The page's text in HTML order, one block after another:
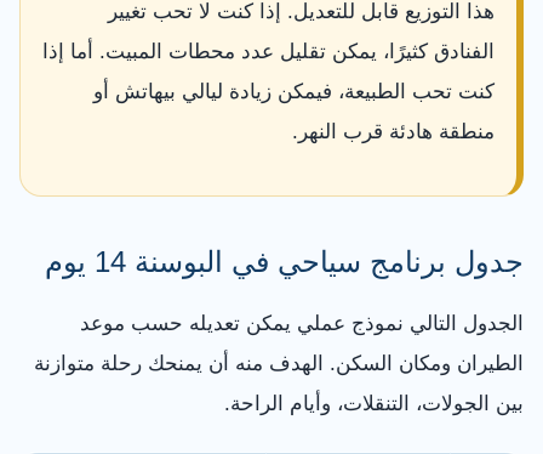
هذا التوزيع قابل للتعديل. إذا كنت لا تحب تغيير
الفنادق كثيرًا، يمكن تقليل عدد محطات المبيت. أما إذا
كنت تحب الطبيعة، فيمكن زيادة ليالي بيهاتش أو
منطقة هادئة قرب النهر.
جدول برنامج سياحي في البوسنة 14 يوم
الجدول التالي نموذج عملي يمكن تعديله حسب موعد
الطيران ومكان السكن. الهدف منه أن يمنحك رحلة متوازنة
بين الجولات، التنقلات، وأيام الراحة.